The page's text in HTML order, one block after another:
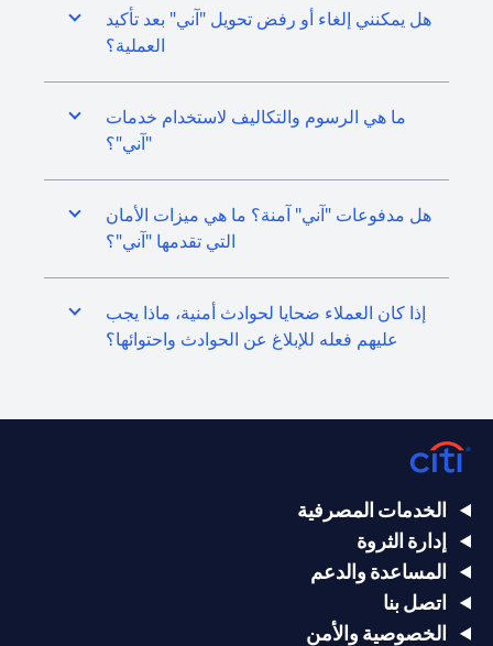
هل يمكنني إلغاء أو رفض تحويل "آني" بعد تأكيد
العملية؟
ما هي الرسوم والتكاليف لاستخدام خدمات
"آني"؟
هل مدفوعات "آني" آمنة؟ ما هي ميزات الأمان
التي تقدمها "آني"؟
إذا كان العملاء ضحايا لحوادث أمنية، ماذا يجب
عليهم فعله للإبلاغ عن الحوادث واحتوائها؟
الخدمات المصرفية
إدارة الثروة
المساعدة والدعم
اتصل بنا
الخصوصية والأمن